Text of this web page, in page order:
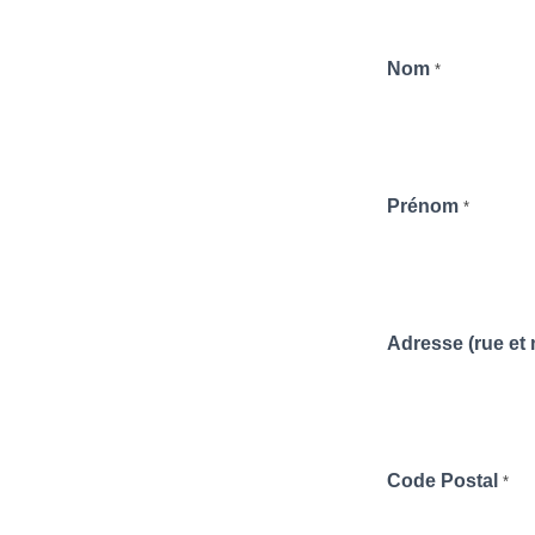
Nom *
Prénom *
Adresse (rue et
Code Postal *